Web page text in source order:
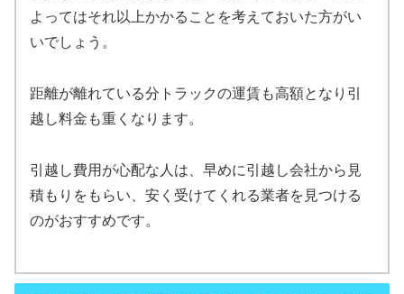
よってはそれ以上かかることを考えておいた方がい
いでしょう。
距離が離れている分トラックの運賃も高額となり引
越し料金も重くなります。
引越し費用が心配な人は、早めに引越し会社から見
積もりをもらい、安く受けてくれる業者を見つける
のがおすすめです。